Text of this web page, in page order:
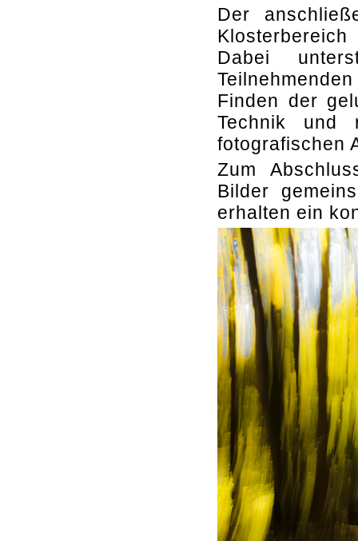
Der
Dabei
Finden der
Technik und
fotografischen
Zum
Bilder
erhalten ein